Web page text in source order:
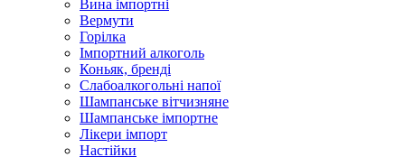
Вина імпортні
Вермути
Горілка
Імпортний алкоголь
Коньяк, бренді
Слабоалкогольні напої
Шампанське вітчизняне
Шампанське імпортне
Лікери імпорт
Настійки